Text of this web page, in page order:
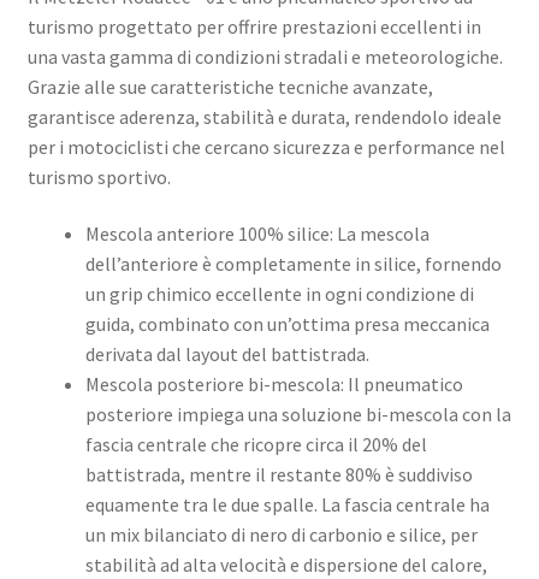
turismo progettato per offrire prestazioni eccellenti in
una vasta gamma di condizioni stradali e meteorologiche.
Grazie alle sue caratteristiche tecniche avanzate,
garantisce aderenza, stabilità e durata, rendendolo ideale
per i motociclisti che cercano sicurezza e performance nel
turismo sportivo. ​
Mescola anteriore 100% silice: La mescola
dell’anteriore è completamente in silice, fornendo
un grip chimico eccellente in ogni condizione di
guida, combinato con un’ottima presa meccanica
derivata dal layout del battistrada. ​
Mescola posteriore bi-mescola: Il pneumatico
posteriore impiega una soluzione bi-mescola con la
fascia centrale che ricopre circa il 20% del
battistrada, mentre il restante 80% è suddiviso
equamente tra le due spalle. La fascia centrale ha
un mix bilanciato di nero di carbonio e silice, per
stabilità ad alta velocità e dispersione del calore,